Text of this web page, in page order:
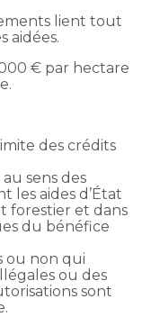
lient tout
aidées.
€ par hectare
des crédits
sens des
les aides d’État
forestier et dans
du bénéfice
ou non qui
ou des
sont